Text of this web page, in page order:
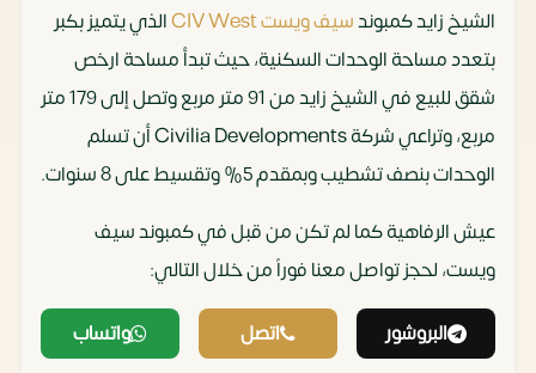
الشيخ زايد كمبوندسيف ويست CIV West
الذي يتميز بكبر
بتعدد مساحة الوحدات السكنية، حيث تبدأ مساحة ارخص
شقق للبيع في الشيخ زايد من 91 متر مربع وتصل إلى 179 متر
مربع، وتراعي شركة Civilia Developments أن تسلم
الوحدات بنصف تشطيب وبمقدم 5% وتقسيط على 8 سنوات.
عيش الرفاهية كما لم تكن من قبل في كمبوند سيف
ويست، لحجز تواصل معنا فوراً من خلال التالي:
البروشور اتصل واتساب